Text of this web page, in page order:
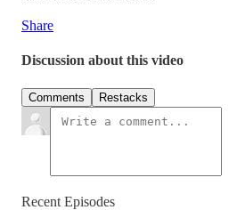
Share
Discussion about this video
Comments Restacks
Recent Episodes